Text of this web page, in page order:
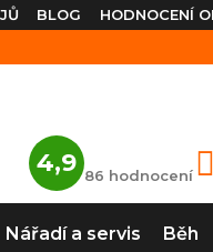
BLOG
HODNOCENÍ
4,9 86 hodnocení
Nářadí a servis Běh